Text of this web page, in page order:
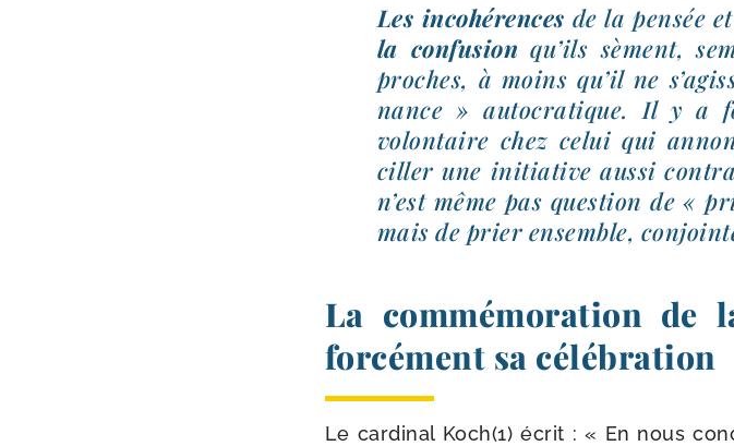
Les inco­hé­rences de la pen­sée
la confu­sion qu’ils sèment,
proches, à moins qu’il ne
nance » auto­cra­tique. Il y a
volon­taire chez celui qui
ciller une ini­tia­tive aus­si
n’est même pas ques­tion de «
mais de prier ensemble,
La commémoration de
forcément sa célébration
Le car­di­nal Koch(1) écrit : « En nous